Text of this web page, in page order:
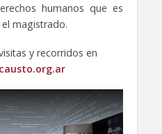
humanos que es
magistrado.
y recorridos en